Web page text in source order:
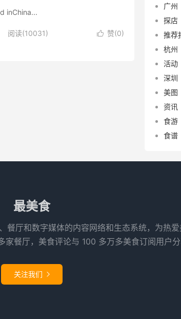
 赞(0)
阅读(10031)
广州
探店
推荐
杭州
活动
深圳
美图
资讯
食游
食谱
最美食
餐厅和数字媒体的内容网络和生态系统，为热
餐厅，美食评论与 100 多万多美食订阅用户分
关注我们 